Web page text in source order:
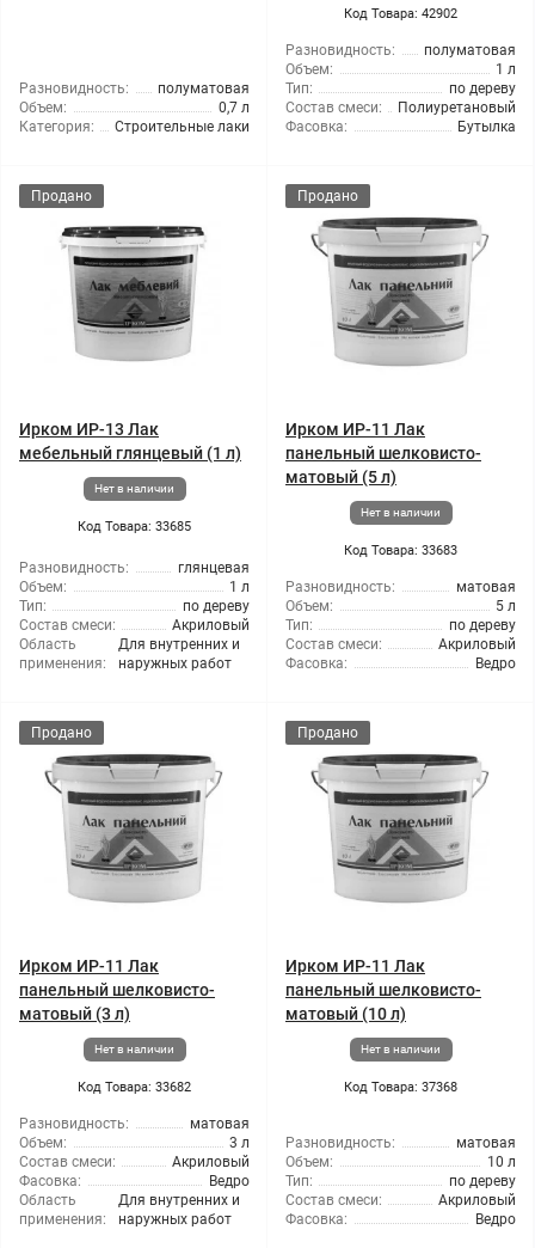
Разновидность:
полуматовая
Объем:
0,7 л
Категория:
Строительные лаки
Код Товара: 42902
Разновидность:
полуматовая
Объем:
1 л
Тип:
по дереву
Состав смеси:
Полиуретановый
Фасовка:
Бутылка
Продано
Ирком ИР-13 Лак
мебельный глянцевый (1 л)
Нет в наличии
Код Товара: 33685
Разновидность:
глянцевая
Объем:
1 л
Тип:
по дереву
Состав смеси:
Акриловый
Область
применения:
Для внутренних и
наружных работ
Продано
Ирком ИР-11 Лак
панельный шелковисто-
матовый (5 л)
Нет в наличии
Код Товара: 33683
Разновидность:
матовая
Объем:
5 л
Тип:
по дереву
Состав смеси:
Акриловый
Фасовка:
Ведро
Продано
Ирком ИР-11 Лак
панельный шелковисто-
матовый (3 л)
Нет в наличии
Код Товара: 33682
Разновидность:
матовая
Объем:
3 л
Состав смеси:
Акриловый
Фасовка:
Ведро
Область
применения:
Для внутренних и
наружных работ
Продано
Ирком ИР-11 Лак
панельный шелковисто-
матовый (10 л)
Нет в наличии
Код Товара: 37368
Разновидность:
матовая
Объем:
10 л
Тип:
по дереву
Состав смеси:
Акриловый
Фасовка:
Ведро